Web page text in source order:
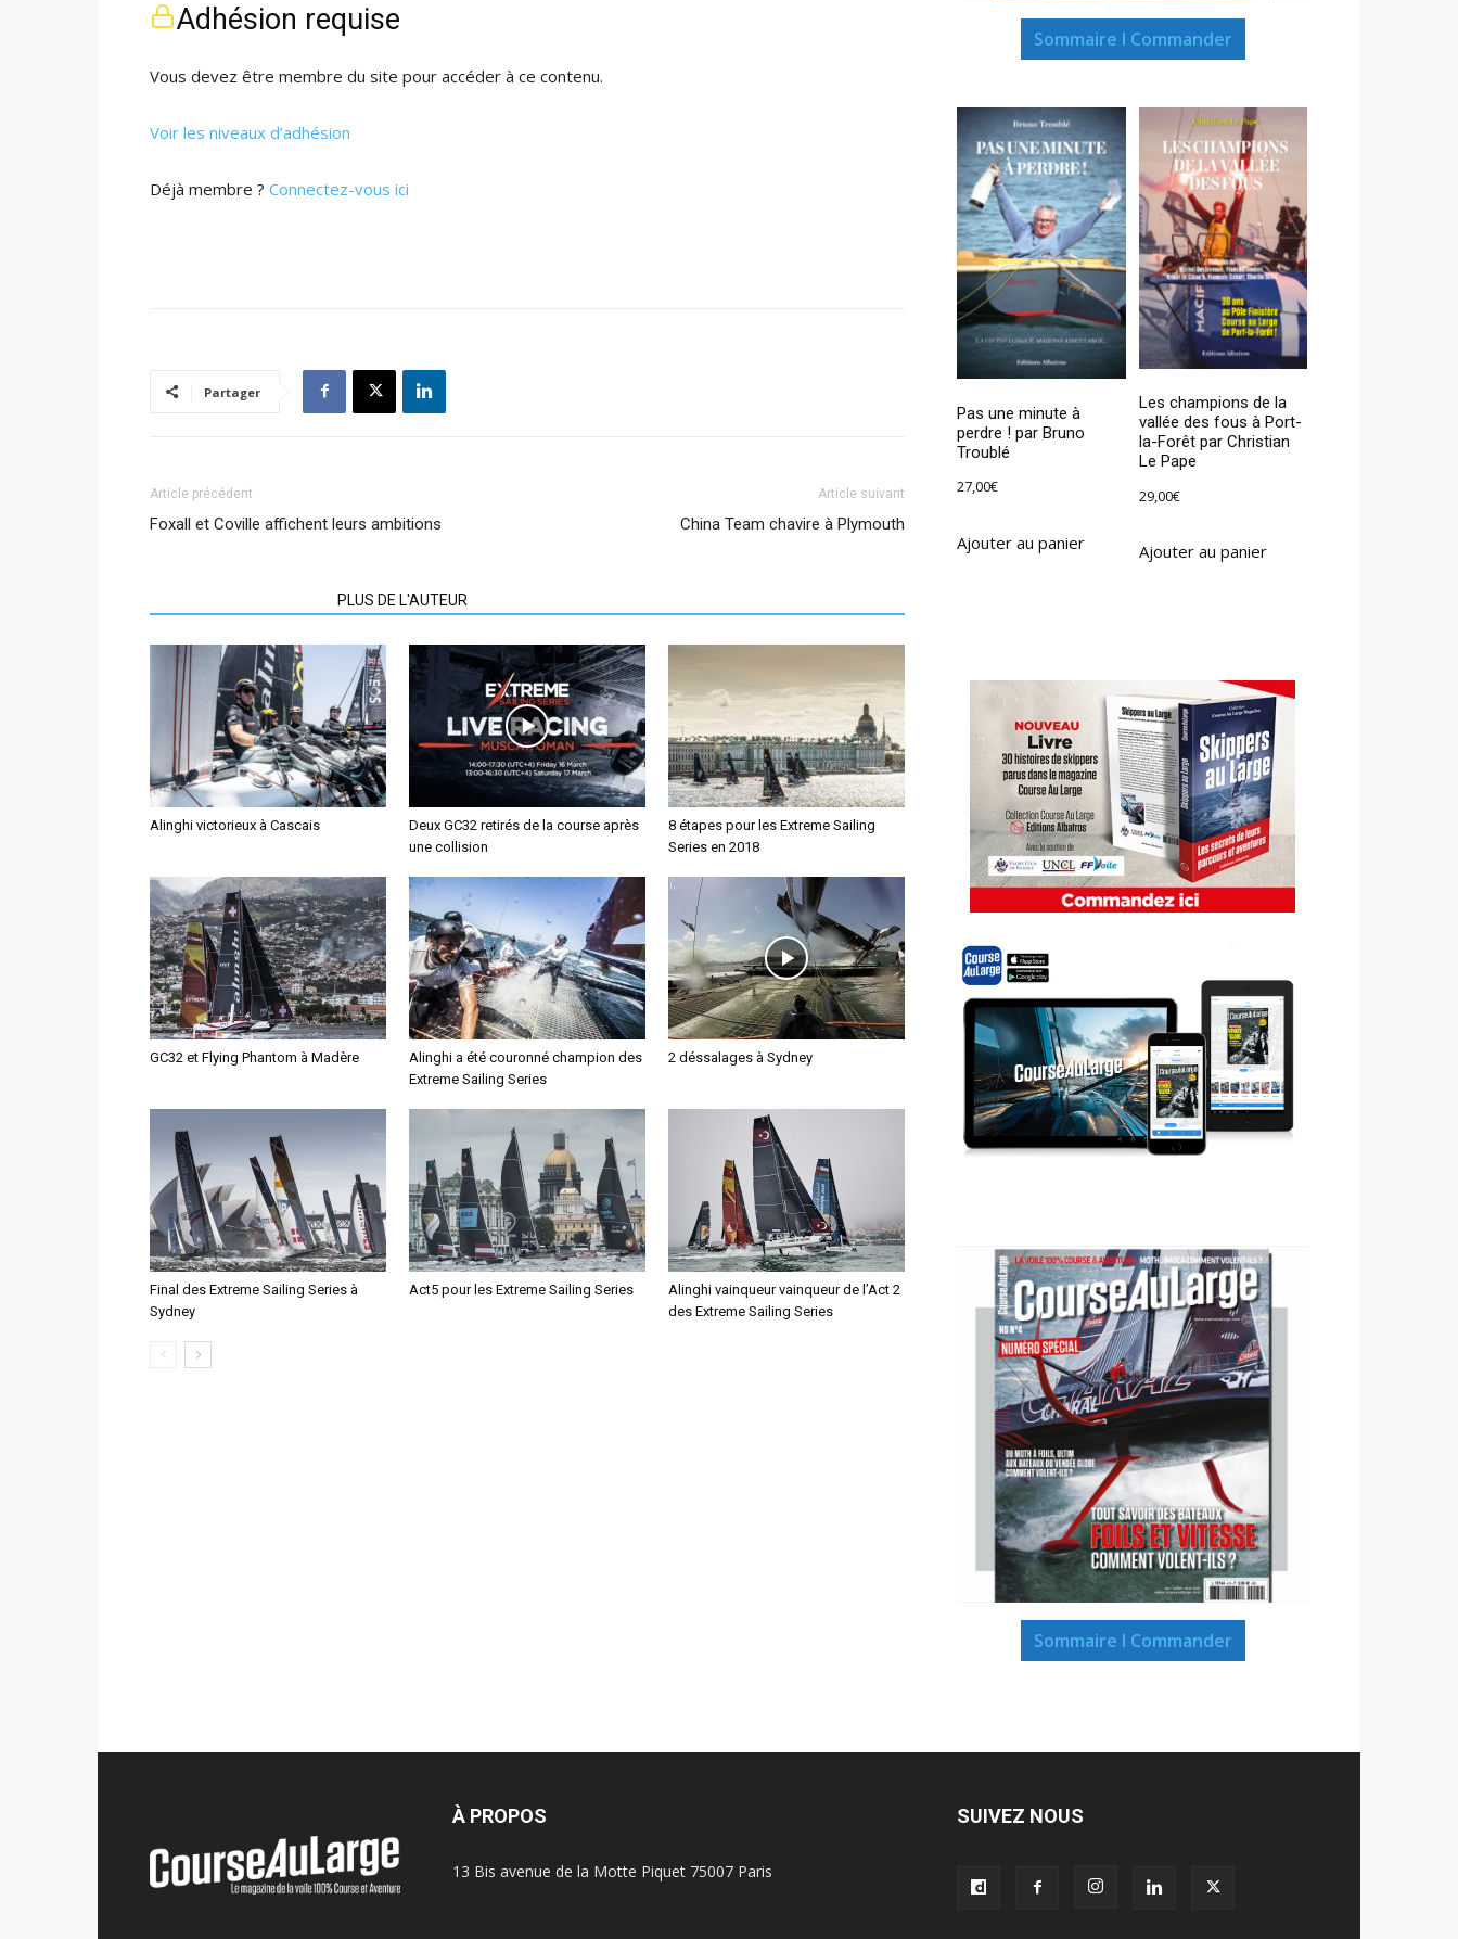
Adhésion requise
Vous devez être membre du site pour accéder à ce contenu.
Voir les niveaux d’adhésion
Déjà membre ? Connectez-vous ici
Partager
Article précédent
Foxall et Coville affichent leurs ambitions
Article suivant
China Team chavire à Plymouth
PLUS DE L'AUTEUR
Alinghi victorieux à Cascais
Deux GC32 retirés de la course après
une collision
8 étapes pour les Extreme Sailing
Series en 2018
GC32 et Flying Phantom à Madère
Alinghi a été couronné champion des
Extreme Sailing Series
2 déssalages à Sydney
Final des Extreme Sailing Series à
Sydney
Act5 pour les Extreme Sailing Series
Alinghi vainqueur vainqueur de l’Act 2
des Extreme Sailing Series
Sommaire I Commander
Pas une minute à
perdre ! par Bruno
Troublé
27,00€
Ajouter au panier
Les champions de la
vallée des fous à Port-
la-Forêt par Christian
Le Pape
29,00€
Ajouter au panier
Sommaire I Commander
À PROPOS
13 Bis avenue de la Motte Piquet 75007 Paris
SUIVEZ NOUS